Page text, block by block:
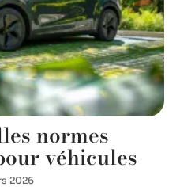
normes
véhicules
2026